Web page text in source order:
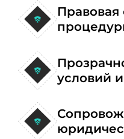
Правовая
условий